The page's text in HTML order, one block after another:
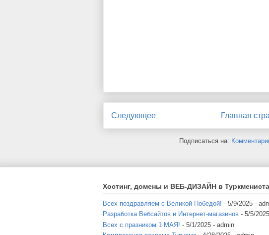
Следующее Главная
Подписаться на:
Хостинг, домены и ВЕБ-ДИЗАЙН в
Всех поздравляем с Великой Победой! - 5/9/2025 -
Разработка Вебсайтов и Интернет-магазинов - 5/5/2025
Всех с празником 1 МАЯ! - 5/1/2025 - admin